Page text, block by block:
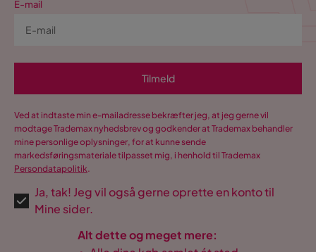
E-mail
Tilmeld
Ved at indtaste min e-mailadresse bekræfter jeg, at jeg gerne vil
modtage Trademax nyhedsbrev og godkender at Trademax behandler
mine personlige oplysninger, for at kunne sende
markedsføringsmateriale tilpasset mig, i henhold til Trademax
Persondatapolitik.
Ja, tak! Jeg vil også gerne oprette en konto til
Mine sider.
Alt dette og meget mere: